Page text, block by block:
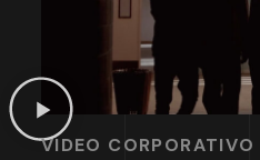
VIDEO CORPORATIVO